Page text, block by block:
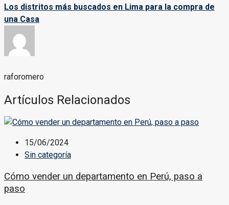
Los distritos más buscados en Lima para la compra de
una Casa
raforomero
Artículos Relacionados
15/06/2024
Sin categoría
Cómo vender un departamento en Perú, paso a
paso